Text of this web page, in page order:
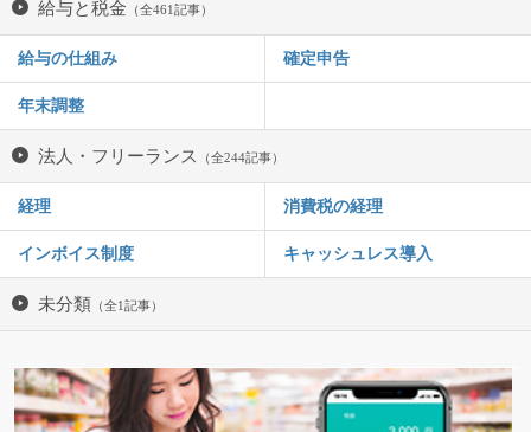
給与と税金 （全461記事）
給与の仕組み 確定申告
年末調整
法人・フリーランス （全244記事）
経理 消費税の経理
インボイス制度 キャッシュレス導入
未分類 （全1記事）